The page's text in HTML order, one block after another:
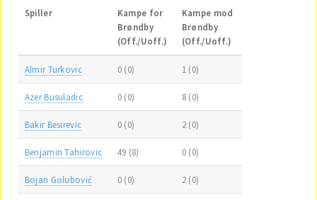
Spiller
Kampe for
Brøndby
(Off./Uoff.)
Kampe mod
Brøndby
(Off./Uoff.)
Almir Turkovic 0 (0) 1 (0)
Azer Busuladic 0 (0) 8 (0)
Bakir Besirevic 0 (0) 2 (0)
Benjamin Tahirovic 49 (8) 0 (0)
Bojan Golubović 0 (0) 2 (0)